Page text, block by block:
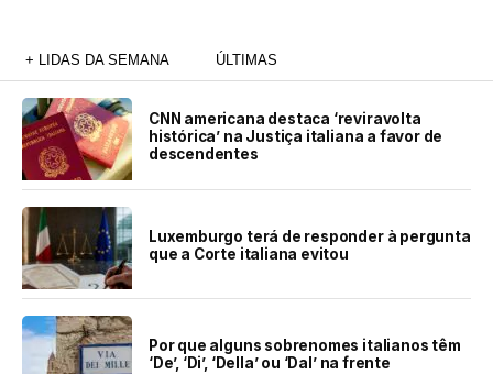
+ LIDAS DA SEMANA ÚLTIMAS
CNN americana destaca ‘reviravolta
histórica’ na Justiça italiana a favor de
descendentes
Luxemburgo terá de responder à pergunta
que a Corte italiana evitou
Por que alguns sobrenomes italianos têm
‘De’, ‘Di’, ‘Della’ ou ‘Dal’ na frente